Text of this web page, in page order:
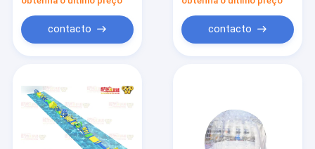
contacto contacto